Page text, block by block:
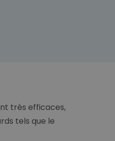
très efficaces,
tels que le